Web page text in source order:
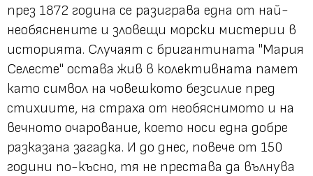
през 1872 година се разиграва една от най-
необяснените и зловещи морски мистерии в
историята. Случаят с бригантината "Мария
Селесте" остава жив в колективната памет
като символ на човешкото безсилие пред
стихиите, на страха от необяснимото и на
вечното очарование, което носи една добре
разказана загадка. И до днес, повече от 150
години по-късно, тя не престава да вълнува